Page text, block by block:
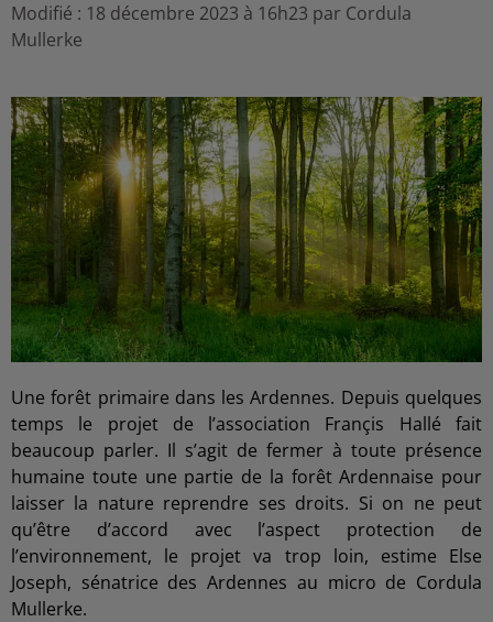
Modifié : 18 décembre 2023 à 16h23 par Cordula
Mullerke
Une forêt primaire dans les Ardennes. Depuis quelques
temps le projet de l’association Françis Hallé fait
beaucoup parler. Il s’agit de fermer à toute présence
humaine toute une partie de la forêt Ardennaise pour
laisser la nature reprendre ses droits. Si on ne peut
qu’être d’accord avec l’aspect protection de
l’environnement, le projet va trop loin, estime Else
Joseph, sénatrice des Ardennes au micro de Cordula
Mullerke.